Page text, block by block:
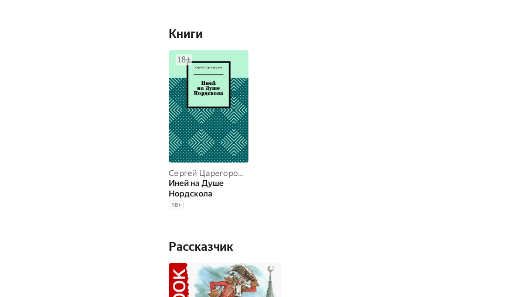
Книги
Сергей Царегородцев
Иней на Душе
Нордскола
18+
Рассказчик